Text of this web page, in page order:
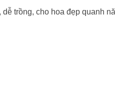
trồng, cho hoa đẹp quanh